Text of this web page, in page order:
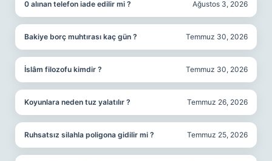
0 alınan telefon iade edilir mi ? Ağustos 3, 2026
Bakiye borç muhtırası kaç gün ? Temmuz 30, 2026
İslâm filozofu kimdir ? Temmuz 30, 2026
Koyunlara neden tuz yalatılır ? Temmuz 26, 2026
Ruhsatsız silahla poligona gidilir mi ? Temmuz 25, 2026